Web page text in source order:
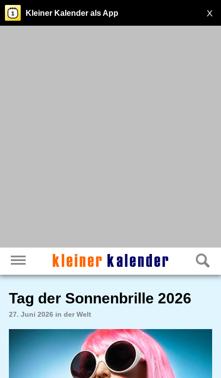
X
Kleiner Kalender als App
Tag der Sonnenbrille 2026
27. Juni 2026 in der Welt